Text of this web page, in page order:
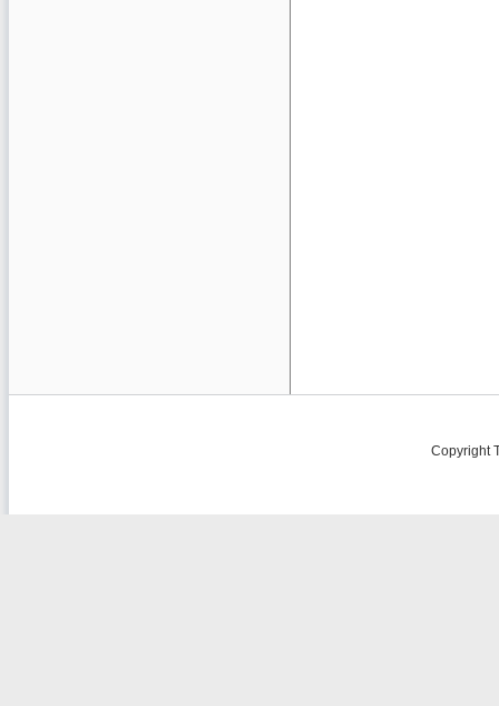
Copyright